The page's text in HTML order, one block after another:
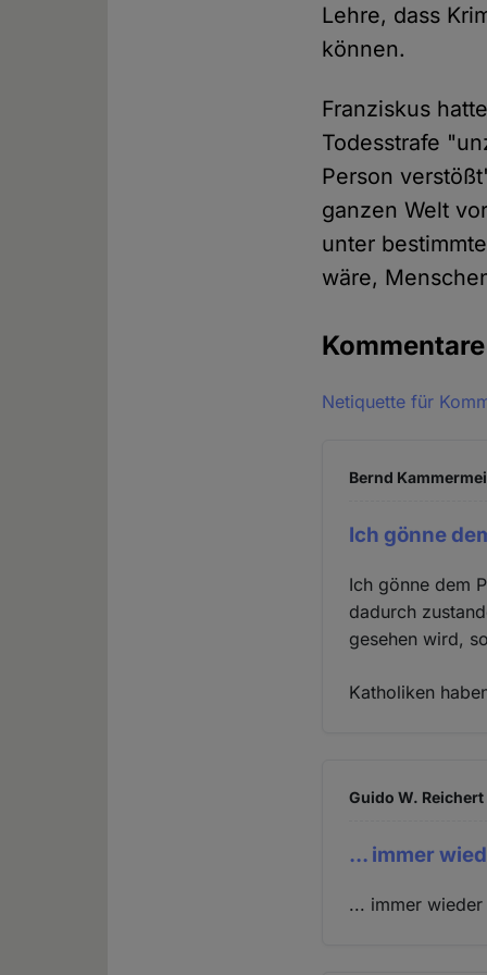
Lehre, dass
können.
Franziskus
Todesstrafe
Person
ganzen Welt
unter
wäre,
Kommentare
Netiquette für
Bernd
Ich gönne
Ich gönne dem
dadurch
gesehen wird,
Katholiken
Guido W.
... immer
... immer